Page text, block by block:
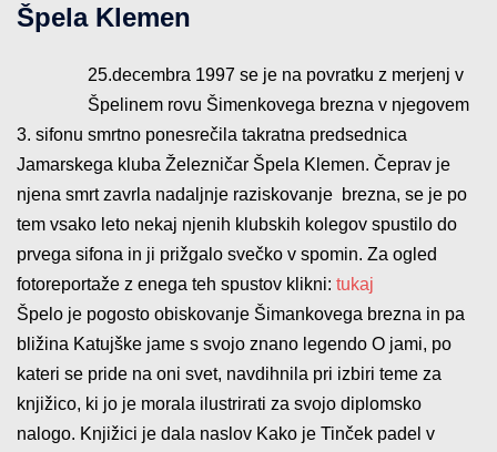
Špela Klemen
25.decembra 1997 se je na povratku z merjenj v
Špelinem rovu Šimenkovega brezna v njegovem
3. sifonu smrtno ponesrečila takratna predsednica
Jamarskega kluba Železničar Špela Klemen. Čeprav je
njena smrt zavrla nadaljnje raziskovanje brezna, se je po
tem vsako leto nekaj njenih klubskih kolegov spustilo do
prvega sifona in ji prižgalo svečko v spomin. Za ogled
fotoreportaže z enega teh spustov klikni: tukaj
Špelo je pogosto obiskovanje Šimankovega brezna in pa
bližina Katujške jame s svojo znano legendo O jami, po
kateri se pride na oni svet, navdihnila pri izbiri teme za
knjižico, ki jo je morala ilustrirati za svojo diplomsko
nalogo. Knjižici je dala naslov Kako je Tinček padel v